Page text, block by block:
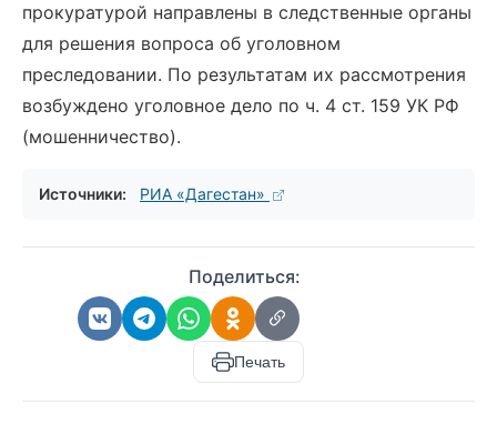
прокуратурой направлены в следственные органы
для решения вопроса об уголовном
преследовании. По результатам их рассмотрения
возбуждено уголовное дело по ч. 4 ст. 159 УК РФ
(мошенничество).
Источники: РИА «Дагестан»
Поделиться:
Печать